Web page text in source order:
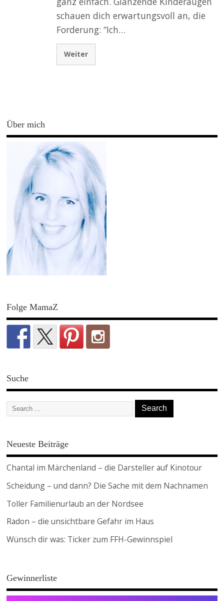
schauen dich erwartungsvoll an, die
Forderung: “Ich…
Weiter
Über mich
Folge MamaZ
Suche
Neueste Beiträge
Chantal im Märchenland – die Darsteller auf Kinotour
Scheidung – und dann? Die Sache mit dem Nachnamen
Toller Familienurlaub an der Nordsee
Radon – die unsichtbare Gefahr im Haus
Wünsch dir was: Ticker zum FFH-Gewinnspiel
Gewinnerliste